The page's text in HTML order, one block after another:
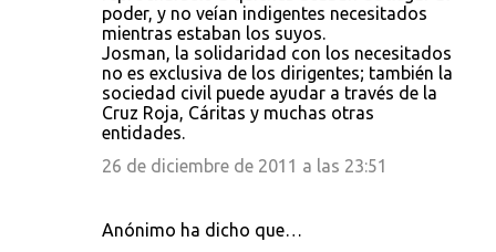
poder, y no veían indigentes necesitados
mientras estaban los suyos.
Josman, la solidaridad con los necesitados
no es exclusiva de los dirigentes; también la
sociedad civil puede ayudar a través de la
Cruz Roja, Cáritas y muchas otras
entidades.
26 de diciembre de 2011 a las 23:51
Anónimo ha dicho que…